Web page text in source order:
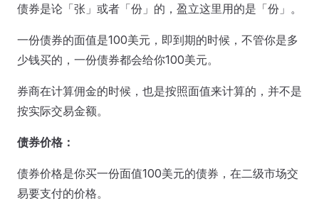
债券是论「张」或者「份」的，盈立这里用的是「份」。
一份债券的面值是100美元，即到期的时候，不管你是多
少钱买的，一份债券都会给你100美元。
券商在计算佣金的时候，也是按照面值来计算的，并不是
按实际交易金额。
债券价格：
债券价格是你买一份面值100美元的债券，在二级市场交
易要支付的价格。